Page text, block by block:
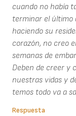
cuando no había
terminar el último
haciendo su
corazón, no creo
semanas de
Deben de creer y
nuestras vidas y
temos todo va a
Respuesta